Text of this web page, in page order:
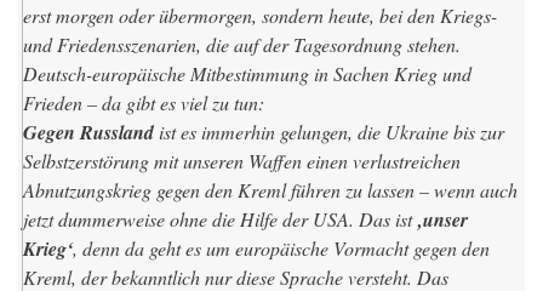
erst morgen oder übermorgen, sondern heute, bei den Kriegs-
und Friedensszenarien, die auf der Tagesordnung stehen.
Deutsch-europäische Mitbestimmung in Sachen Krieg und
Frieden – da gibt es viel zu tun:
Gegen Russland ist es immerhin gelungen, die Ukraine bis zur
Selbstzerstörung mit unseren Waffen einen verlustreichen
Abnutzungskrieg gegen den Kreml führen zu lassen – wenn auch
jetzt dummerweise ohne die Hilfe der USA. Das ist‚unser
Krieg‘, denn da geht es um europäische Vormacht gegen den
Kreml, der bekanntlich nur diese Sprache versteht. Das